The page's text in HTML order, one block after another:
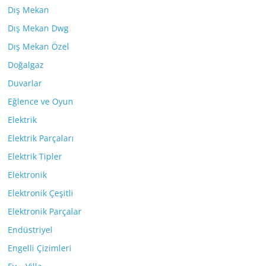
Dış Mekan
Dış Mekan Dwg
Dış Mekan Özel
Doğalgaz
Duvarlar
Eğlence ve Oyun
Elektrik
Elektrik Parçaları
Elektrik Tipler
Elektronik
Elektronik Çeşitli
Elektronik Parçalar
Endüstriyel
Engelli Çizimleri